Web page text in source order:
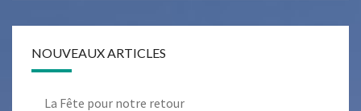
NOUVEAUX ARTICLES
La Fête pour notre retour